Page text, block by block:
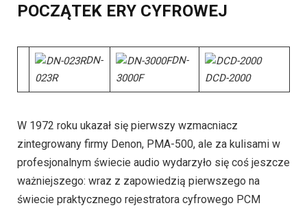
POCZĄTEK ERY CYFROWEJ
DN-
023R
DN-
3000F
DCD-2000
W 1972 roku ukazał się pierwszy wzmacniacz
zintegrowany firmy Denon, PMA-500, ale za kulisami w
profesjonalnym świecie audio wydarzyło się coś jeszcze
ważniejszego: wraz z zapowiedzią pierwszego na
świecie praktycznego rejestratora cyfrowego PCM